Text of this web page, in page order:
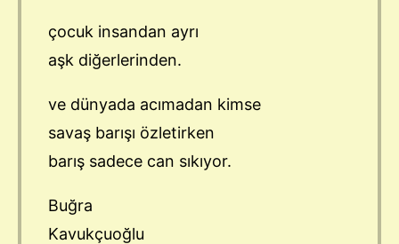
çocuk insandan ayrı
aşk diğerlerinden.
ve dünyada acımadan kimse
savaş barışı özletirken
barış sadece can sıkıyor.
Buğra
Kavukçuoğlu